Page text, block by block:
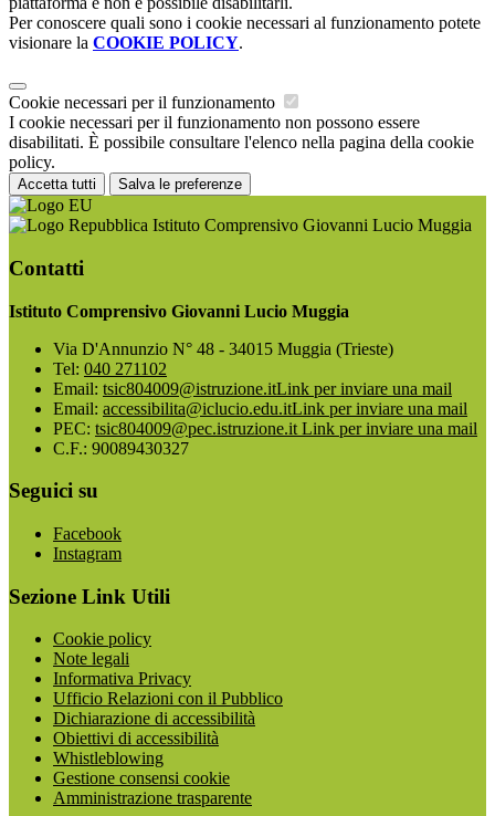
Per conoscere quali sono i cookie necessari al funzionamento potete
visionare la COOKIE POLICY.
Cookie necessari per il funzionamento
I cookie necessari per il funzionamento non possono essere
disabilitati. È possibile consultare l'elenco nella pagina della cookie
policy.
Accetta tutti Salva le preferenze
Istituto Comprensivo Giovanni Lucio Muggia
Contatti
Istituto Comprensivo Giovanni Lucio Muggia
Via D'Annunzio N° 48 - 34015 Muggia (Trieste)
Tel: 040 271102
Email: tsic804009@istruzione.itLink per inviare una mail
Email: accessibilita@iclucio.edu.itLink per inviare una mail
PEC: tsic804009@pec.istruzione.it Link per inviare una mail
C.F.: 90089430327
Seguici su
Facebook
Instagram
Sezione Link Utili
Cookie policy
Note legali
Informativa Privacy
Ufficio Relazioni con il Pubblico
Dichiarazione di accessibilità
Obiettivi di accessibilità
Whistleblowing
Gestione consensi cookie
Amministrazione trasparente